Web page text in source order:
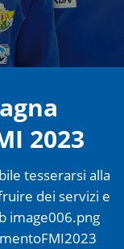
2023
tesserarsi alla
dei servizi e
image006.png